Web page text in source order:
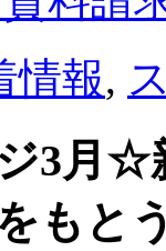
情報,
3月☆
もと